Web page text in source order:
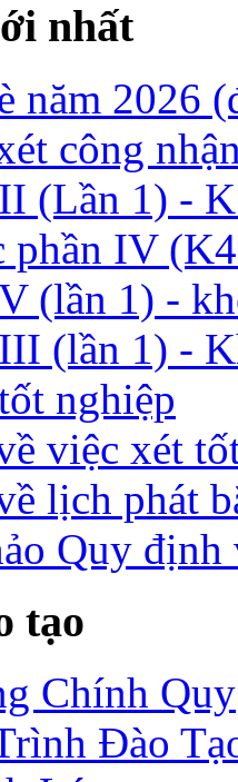
nhất
năm 2026
công
(Lần 1) -
phần IV
(lần 1) -
(lần 1) -
nghiệp
việc xét
lịch phát
Quy định
tạo
Chính Quy
Đào